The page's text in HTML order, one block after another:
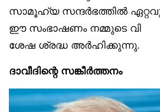
സാമൂഹ്യ സന്ദർഭത്തിൽ
ഈ സംഭാഷണം നമ്മുടെ വി
ശേഷ ശ്രദ്ധ അർഹിക്കുന്നു.
ദാവീദിന്റെ സങ്കീർത്തനം